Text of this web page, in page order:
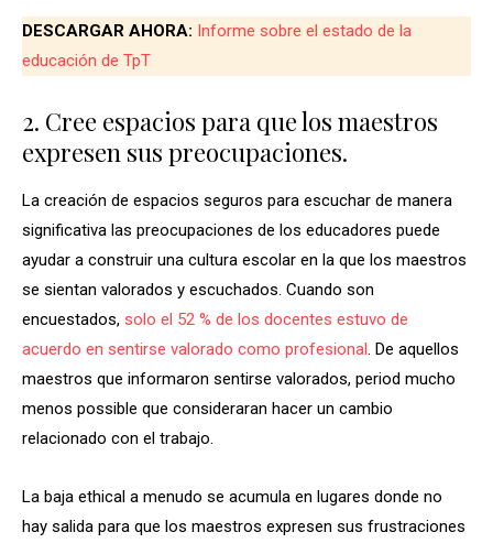
DESCARGAR AHORA: Informe sobre el estado de la
educación de TpT
2. Cree espacios para que los maestros
expresen sus preocupaciones.
La creación de espacios seguros para escuchar de manera
significativa las preocupaciones de los educadores puede
ayudar a construir una cultura escolar en la que los maestros
se sientan valorados y escuchados. Cuando son
encuestados, solo el 52 % de los docentes estuvo de
acuerdo en sentirse valorado como profesional. De aquellos
maestros que informaron sentirse valorados, period mucho
menos possible que consideraran hacer un cambio
relacionado con el trabajo.
La baja ethical a menudo se acumula en lugares donde no
hay salida para que los maestros expresen sus frustraciones